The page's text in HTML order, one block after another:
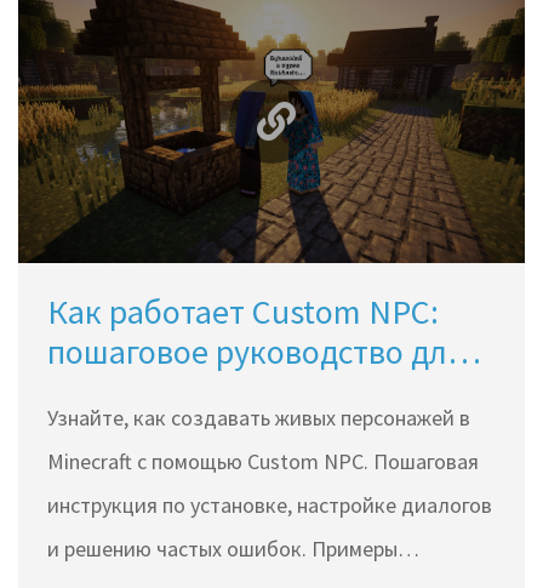
Как работает Custom NPC:
пошаговое руководство для
Узнайте, как создавать живых персонажей в
Minecraft с помощью Custom NPC. Пошаговая
инструкция по установке, настройке диалогов
и решению частых ошибок. Примеры